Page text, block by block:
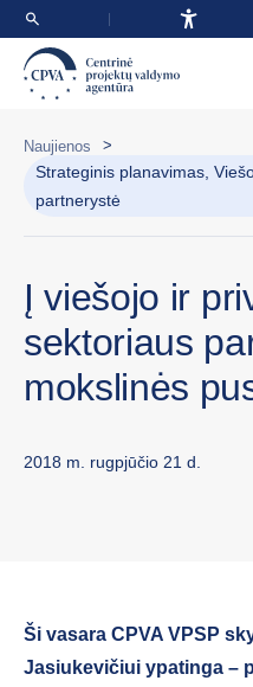
Naujienos >
Strateginis planavimas,
partnerystė
Į viešojo ir
sektoriaus
mokslinės
2018 m. rugpjūčio 21 d.
Ši vasara CPVA VPSP
Jasiukevičiui ypatinga –